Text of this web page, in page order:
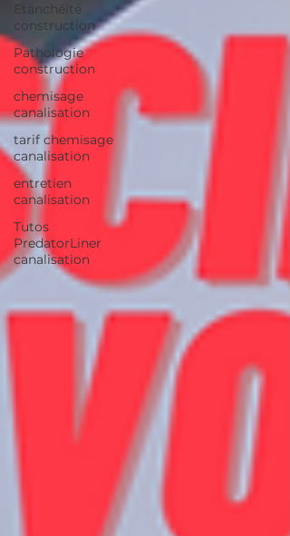
Etanchéité
construction
Pathologie
construction
chemisage
canalisation
tarif chemisage
canalisation
entretien
canalisation
Tutos
PredatorLiner
canalisation